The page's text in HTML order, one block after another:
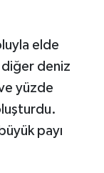
elde
diğer deniz
yüzde
payı